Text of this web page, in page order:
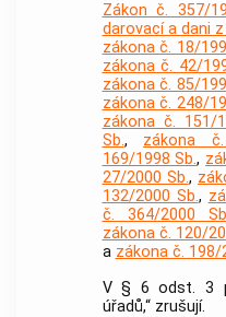
Zákon č. 357/
darovací a dani
zákona č. 18/
zákona č. 42/
zákona č. 85/
zákona č. 248/
zákona č. 151/
Sb., zákona
169/1998 Sb.,
27/2000 Sb.,
132/2000 Sb.,
č. 364/2000
zákona č. 120/
a zákona č. 198/
V § 6 odst. 3
úřadů,“ zrušují.